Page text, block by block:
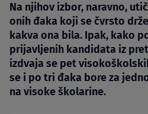
Na njihov izbor, naravno,
onih đaka koji se čvrsto
kakva ona bila. Ipak, kako
prijavljenih kandidata iz
izdvaja se pet
se i po tri đaka bore za
na visoke školarine.